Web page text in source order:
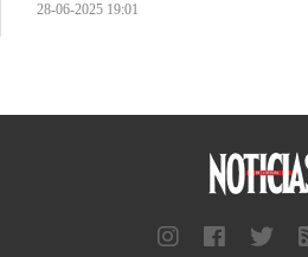
28-06-2025 19:01